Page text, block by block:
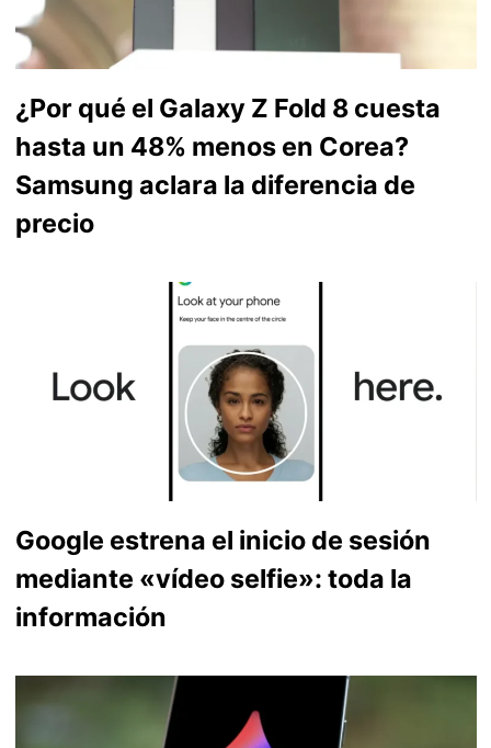
¿Por qué el Galaxy Z Fold 8 cuesta
hasta un 48% menos en Corea?
Samsung aclara la diferencia de
precio
Google estrena el inicio de sesión
mediante «vídeo selfie»: toda la
información